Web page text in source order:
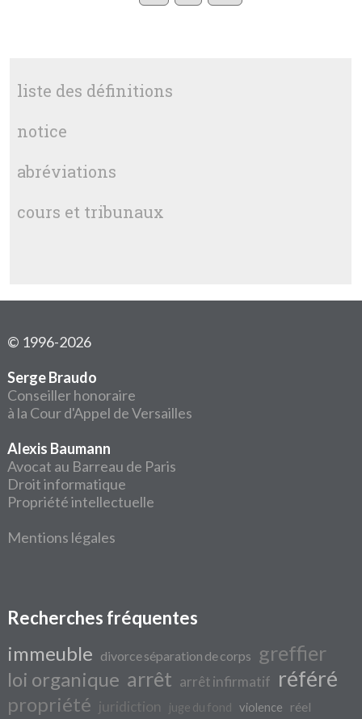
liste des définitions
notice
abréviations
cours et tribunaux
© 1996-2026
Serge Braudo
Conseiller honoraire
à la Cour d'Appel de Versailles
Alexis Baumann
Avocat au Barreau de Paris
Droit informatique
Propriété intellectuelle
Mentions légales
Recherches fréquentes
immeuble divorce séparation de corps greffier
loi organique arrêt arrêt infirmatif référé
propriété juridiction juge du fond violence réel